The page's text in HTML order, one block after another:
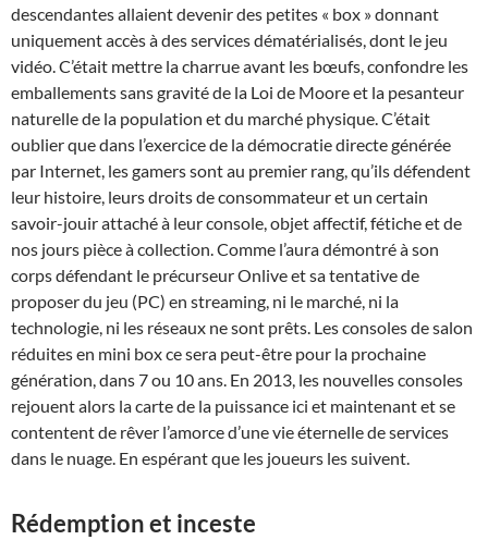
descendantes allaient devenir des petites « box » donnant
uniquement accès à des services dématérialisés, dont le jeu
vidéo. C’était mettre la charrue avant les bœufs, confondre les
emballements sans gravité de la Loi de Moore et la pesanteur
naturelle de la population et du marché physique. C’était
oublier que dans l’exercice de la démocratie directe générée
par Internet, les gamers sont au premier rang, qu’ils défendent
leur histoire, leurs droits de consommateur et un certain
savoir-jouir attaché à leur console, objet affectif, fétiche et de
nos jours pièce à collection. Comme l’aura démontré à son
corps défendant le précurseur Onlive et sa tentative de
proposer du jeu (PC) en streaming, ni le marché, ni la
technologie, ni les réseaux ne sont prêts. Les consoles de salon
réduites en mini box ce sera peut-être pour la prochaine
génération, dans 7 ou 10 ans. En 2013, les nouvelles consoles
rejouent alors la carte de la puissance ici et maintenant et se
contentent de rêver l’amorce d’une vie éternelle de services
dans le nuage. En espérant que les joueurs les suivent.
Rédemption et inceste